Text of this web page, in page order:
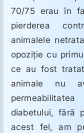
70/75 erau în
pierderea
animalele
opoziţie cu
ce au fost
animale nu
diabetului, fără
acest fel, am